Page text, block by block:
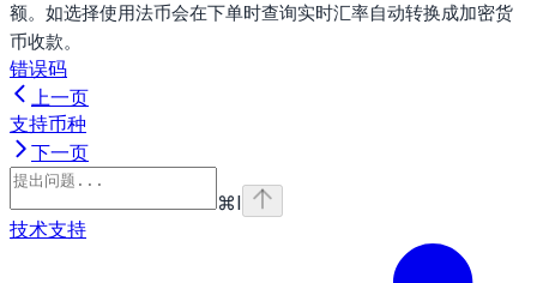
额。如选择使用法币会在下单时查询实时汇率自动转换成加密货
币收款。
错误码
上一页
支持币种
下一页
⌘I
技术支持